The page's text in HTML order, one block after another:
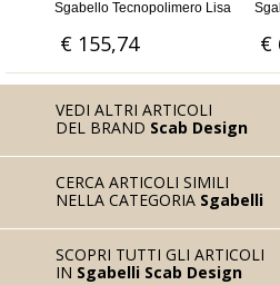
Lisa Sgabello Emi
€ 67,21
VEDI ALTRI ARTICOLI
DEL BRAND Scab Design
CERCA ARTICOLI SIMILI
NELLA CATEGORIA Sgabelli
SCOPRI TUTTI GLI ARTICOLI
IN Sgabelli Scab Design